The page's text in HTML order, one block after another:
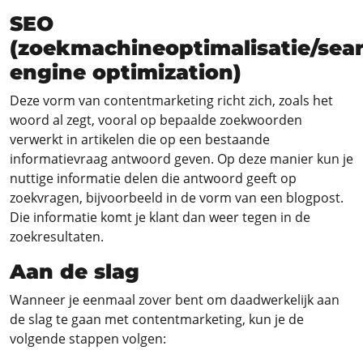
SEO
(zoekmachineoptimalisatie/
engine optimization)
Deze vorm van contentmarketing richt zich, zoals het
woord al zegt, vooral op bepaalde zoekwoorden
verwerkt in artikelen die op een bestaande
informatievraag antwoord geven. Op deze manier kun je
nuttige informatie delen die antwoord geeft op
zoekvragen, bijvoorbeeld in de vorm van een blogpost.
Die informatie komt je klant dan weer tegen in de
zoekresultaten.
Aan de slag
Wanneer je eenmaal zover bent om daadwerkelijk aan
de slag te gaan met contentmarketing, kun je de
volgende stappen volgen: